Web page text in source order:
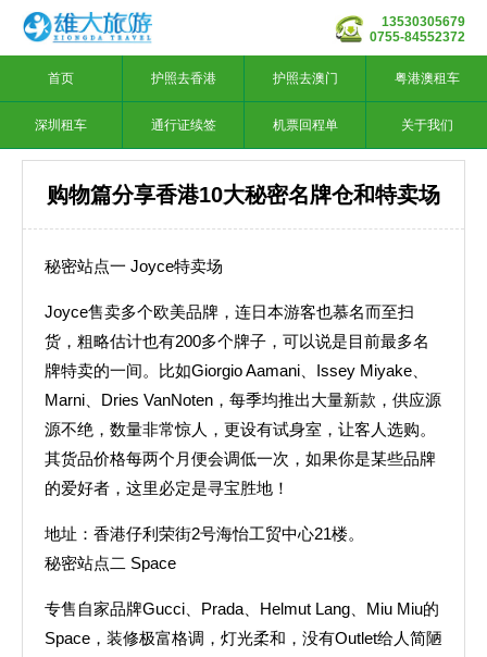
13530305679
0755-84552372
首页 护照去香港 护照去澳门 粤港澳租车
深圳租车 通行证续签 机票回程单 关于我们
购物篇分享香港10大秘密名牌仓和特卖场
秘密站点一 Joyce特卖场
Joyce售卖多个欧美品牌，连日本游客也慕名而至扫
货，粗略估计也有200多个牌子，可以说是目前最多名
牌特卖的一间。比如Giorgio Aamani、Issey Miyake、
Marni、Dries VanNoten，每季均推出大量新款，供应源
源不绝，数量非常惊人，更设有试身室，让客人选购。
其货品价格每两个月便会调低一次，如果你是某些品牌
的爱好者，这里必定是寻宝胜地！
地址：香港仔利荣街2号海怡工贸中心21楼。
秘密站点二 Space
专售自家品牌Gucci、Prada、Helmut Lang、Miu Miu的
Space，装修极富格调，灯光柔和，没有Outlet给人简陋